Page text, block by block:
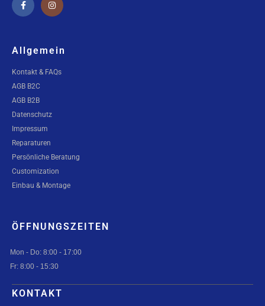
Allgemein
Kontakt & FAQs
AGB B2C
AGB B2B
Datenschutz
Impressum
Reparaturen
Persönliche Beratung
Customization
Einbau & Montage
ÖFFNUNGSZEITEN
Mon - Do: 8:00 - 17:00
Fr: 8:00 - 15:30
KONTAKT